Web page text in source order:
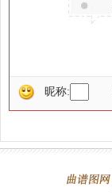
昵称: